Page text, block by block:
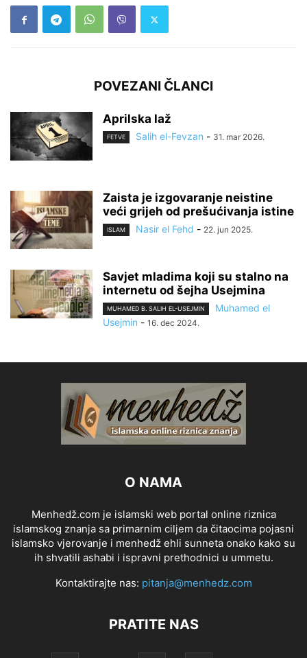
POVEZANI ČLANCI
Aprilska laž
FETVE Salih el-Fevzan - 31. mar 2026.
Zaista je izgovaranje neistine
veći grijeh od prešućivanja istine
ISLAM Nasir el Fehd - 22. jun 2025.
Savjet mladima koji su stalno na
internetu od šejha Usejmina
MUHAMED B. SALIH EL-USEJMIN
Muhamed el
Usejmin - 16. dec 2024.
O NAMA
Menhedž.com je islamski web portal online riznica
islamskog znanja sa primarnim ciljem da čitaocima pojasni
islamsko vjerovanje i menhedž ehli sunneta onako kako su
ih shvatili ashabi i ispravni prethodnici u ummetu.
Kontaktirajte nas: pitanja@menhedz.com
PRATITE NAS